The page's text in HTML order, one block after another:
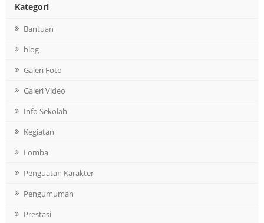
Kategori
Bantuan
blog
Galeri Foto
Galeri Video
Info Sekolah
Kegiatan
Lomba
Penguatan Karakter
Pengumuman
Prestasi